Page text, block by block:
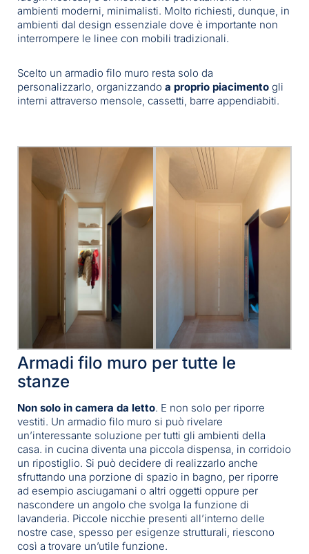
ambienti moderni, minimalisti. Molto richiesti, dunque, in
ambienti dal design essenziale dove è importante non
interrompere le linee con mobili tradizionali.
Scelto un armadio filo muro resta solo da
personalizzarlo, organizzando a proprio piacimento gli
interni attraverso mensole, cassetti, barre appendiabiti.
Armadi filo muro per tutte le
stanze
Non solo in camera da letto. E non solo per riporre
vestiti. Un armadio filo muro si può rivelare
un’interessante soluzione per tutti gli ambienti della
casa. in cucina diventa una piccola dispensa, in corridoio
un ripostiglio. Si può decidere di realizzarlo anche
sfruttando una porzione di spazio in bagno, per riporre
ad esempio asciugamani o altri oggetti oppure per
nascondere un angolo che svolga la funzione di
lavanderia. Piccole nicchie presenti all’interno delle
nostre case, spesso per esigenze strutturali, riescono
così a trovare un’utile funzione.